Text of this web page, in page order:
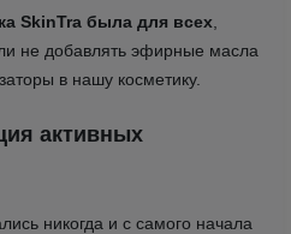
SkinTra была для всех
не добавлять эфирные масла
в нашу косметику.
активных
никогда и с самого начала